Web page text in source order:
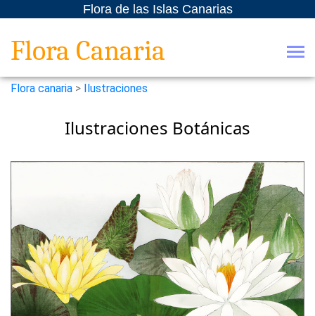
Flora de las Islas Canarias
Flora Canaria
Flora canaria > Ilustraciones
Ilustraciones Botánicas